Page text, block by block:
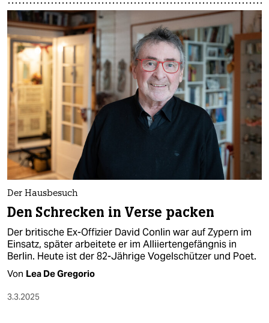
Der Hausbesuch
Den Schrecken in Verse packen
Der britische Ex-Offizier David Conlin war auf Zypern im
Einsatz, später arbeitete er im Alliiertengefängnis in
Berlin. Heute ist der 82-Jährige Vogelschützer und Poet.
Von Lea De Gregorio
3.3.2025